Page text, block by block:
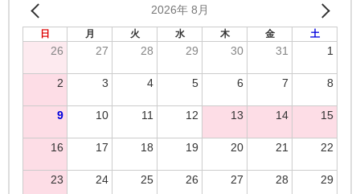
2026年 8月
日 月 火 水 木 金 土
26 27 28 29 30 31 1
2 3 4 5 6 7 8
9 10 11 12 13 14 15
16 17 18 19 20 21 22
23 24 25 26 27 28 29